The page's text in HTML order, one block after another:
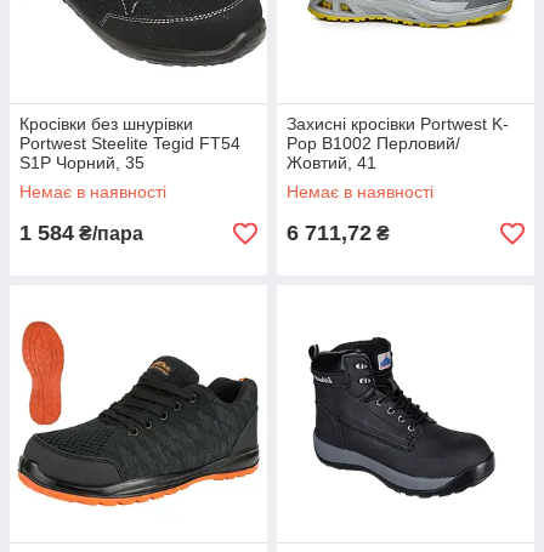
Кросівки без шнурівки
Portwest Steelite Tegid FT54
S1P Чорний, 35
Немає в наявності
1 584 ₴/пара
Захисні кросівки Portwest K-
Pop B1002 Перловий/
Жовтий, 41
Немає в наявності
6 711,72 ₴